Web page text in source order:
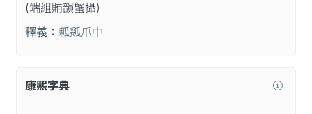
(端組賄韻蟹攝)
釋義： 㼍㼏爪中
康熙字典